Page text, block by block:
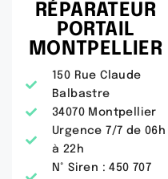
RÉPARATEUR
PORTAIL
MONTPELLIER
150 Rue Claude
Balbastre
34070 Montpellier
Urgence 7/7 de 06h
à 22h
N° Siren : 450 707